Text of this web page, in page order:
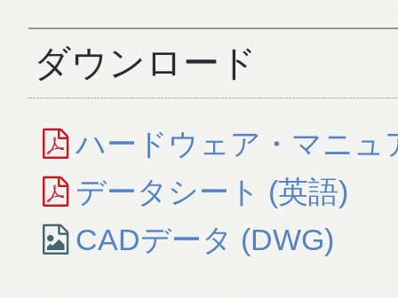
ダウンロード
ハードウェア・マニュ
データシート (英語)
CADデータ (DWG)